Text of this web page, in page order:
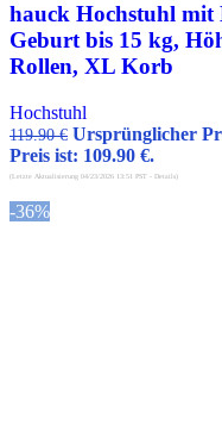
hauck Hochstuhl mit
Geburt bis 15 kg,
Rollen, XL Korb
Hochstuhl
119.90€ Ursprünglicher
Preis ist: 109.90 €.
(Letzte Aktualisierung 04/23/2026 13:51 PST - Details)
-36%